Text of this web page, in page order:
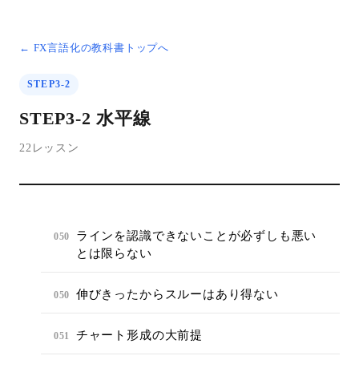
← FX言語化の教科書トップへ
STEP3-2
STEP3-2 水平線
22レッスン
050
ラインを認識できないことが必ずしも悪い
とは限らない
050 伸びきったからスルーはあり得ない
051 チャート形成の大前提